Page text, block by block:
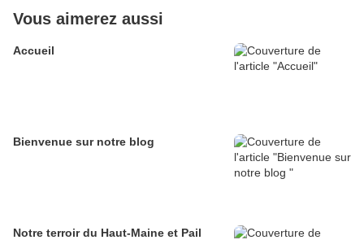
Vous aimerez aussi
Accueil
Bienvenue sur notre blog
Notre terroir du Haut-Maine et Pail